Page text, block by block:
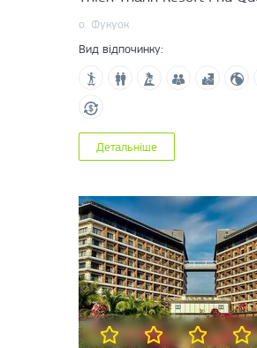
о. Фукуок
Вид відпочинку:
Детальніше